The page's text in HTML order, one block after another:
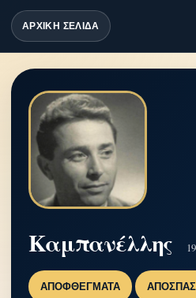
ΑΡΧΙΚΗ ΣΕΛΙΔΑ
Καμπανέλλης
ΑΠΟΦΘΈΓΜΑΤΑ